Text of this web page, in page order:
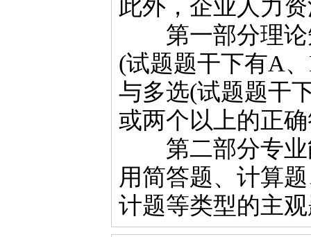
此外，企业人力
第一部分理论
(试题题干下有A
与多选(试题题干
或两个以上的正
第二部分专业
用简答题、计算
计题等类型的主